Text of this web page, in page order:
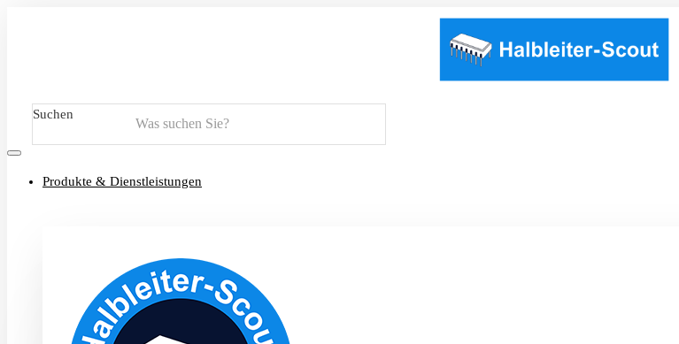
Suchen
Produkte & Dienstleistungen